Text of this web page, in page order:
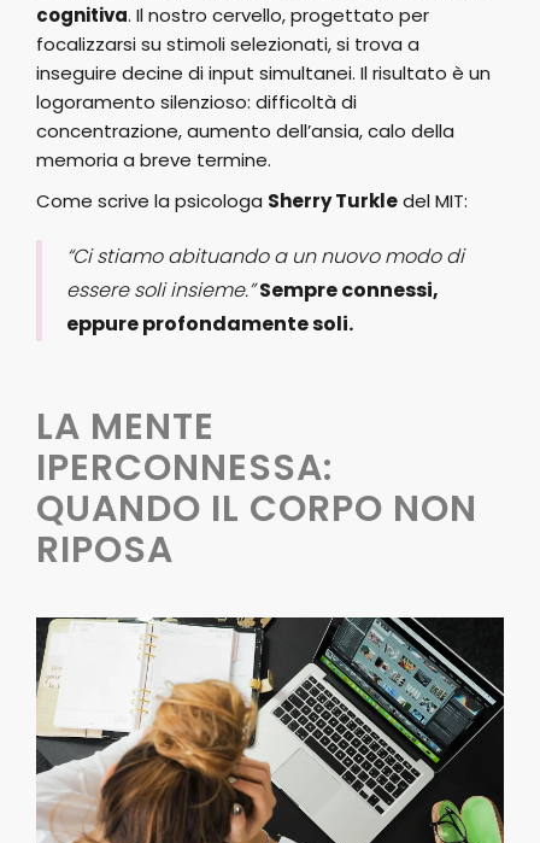
cognitiva. Il nostro cervello, progettato per
focalizzarsi su stimoli selezionati, si trova a
inseguire decine di input simultanei. Il risultato è un
logoramento silenzioso: difficoltà di
concentrazione, aumento dell’ansia, calo della
memoria a breve termine.
Come scrive la psicologa Sherry Turkledel MIT:
“Ci stiamo abituando a un nuovo modo di
essere soli insieme.”Sempre connessi,
eppure profondamente soli.
LA MENTE
IPERCONNESSA:
QUANDO IL CORPO NON
RIPOSA